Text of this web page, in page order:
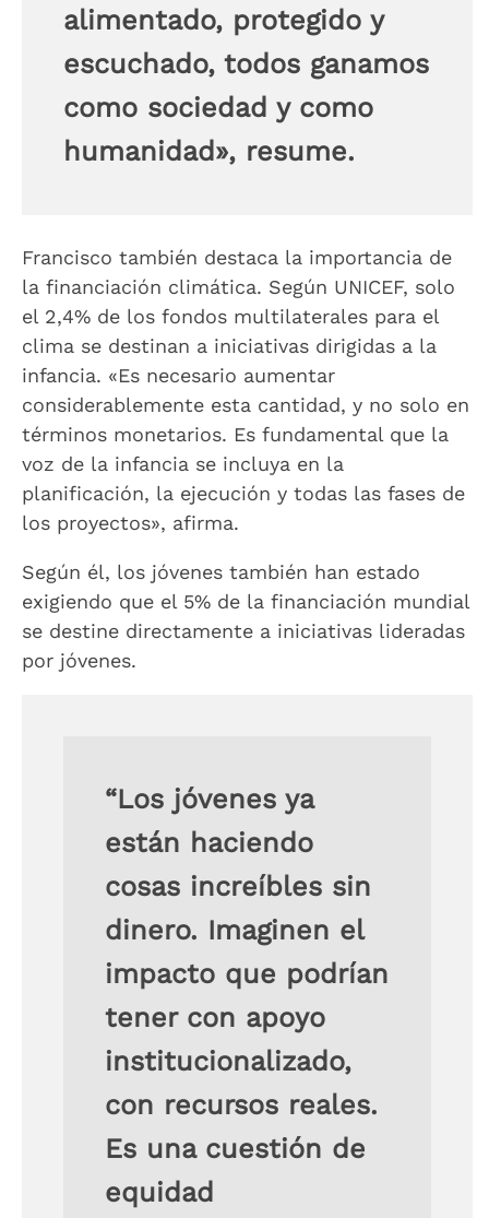
alimentado, protegido y
escuchado, todos ganamos
como sociedad y como
humanidad», resume.
Francisco también destaca la importancia de
la financiación climática. Según UNICEF, solo
el 2,4% de los fondos multilaterales para el
clima se destinan a iniciativas dirigidas a la
infancia. «Es necesario aumentar
considerablemente esta cantidad, y no solo en
términos monetarios. Es fundamental que la
voz de la infancia se incluya en la
planificación, la ejecución y todas las fases de
los proyectos», afirma.
Según él, los jóvenes también han estado
exigiendo que el 5% de la financiación mundial
se destine directamente a iniciativas lideradas
por jóvenes.
“Los jóvenes ya
están haciendo
cosas increíbles sin
dinero. Imaginen el
impacto que podrían
tener con apoyo
institucionalizado,
con recursos reales.
Es una cuestión de
equidad